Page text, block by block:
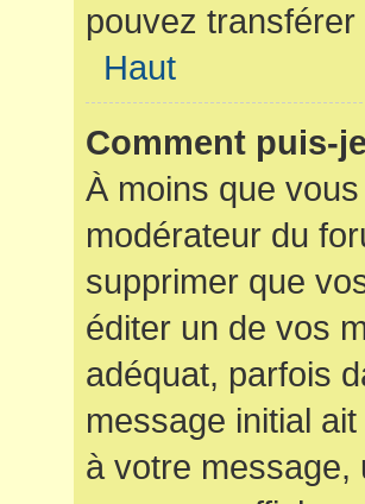
pouvez
Haut
Comment puis-
À moins que
modérateur du
supprimer que
éditer un de vos
adéquat, parfois
message initial
à votre message,